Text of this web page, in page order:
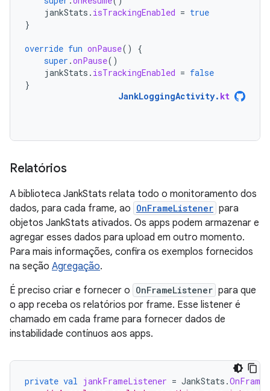
jankStats . isTrackingEnabled = true
}
override fun onPause()
{
super .onPause()
jankStats . isTrackingEnabled = false
}
JankLoggingActivity. kt
Relatórios
A biblioteca JankStats relata todo o monitoramento dos
dados, para cada frame, ao OnFrameListener para
objetos JankStats ativados. Os apps podem armazenar e
agregar esses dados para upload em outro momento.
Para mais informações, confira os exemplos fornecidos
na seção Agregação.
É preciso criar e fornecer o OnFrameListener para que
o app receba os relatórios por frame. Esse listener é
chamado em cada frame para fornecer dados de
instabilidade contínuos aos apps.
private val jankFrameListener = JankStats .